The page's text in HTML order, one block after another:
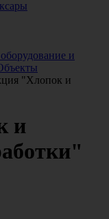
и
"Хлопок и
и